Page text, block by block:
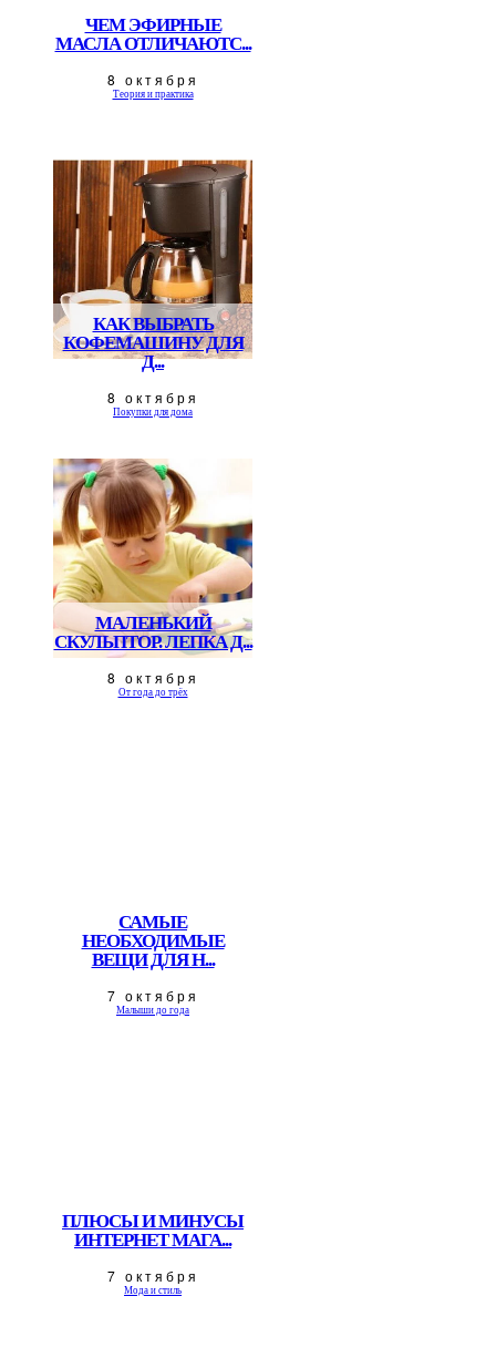
ЧЕМ ЭФИРНЫЕ
МАСЛА ОТЛИЧАЮТС...
8 октября
Теория и практика
КАК ВЫБРАТЬ
КОФЕМАШИНУ ДЛЯ
Д...
8 октября
Покупки для дома
МАЛЕНЬКИЙ
СКУЛЬПТОР. ЛЕПКА Д...
8 октября
От года до трёх
САМЫЕ
НЕОБХОДИМЫЕ
ВЕЩИ ДЛЯ Н...
7 октября
Малыши до года
ПЛЮСЫ И МИНУСЫ
ИНТЕРНЕТ МАГА...
7 октября
Мода и стиль